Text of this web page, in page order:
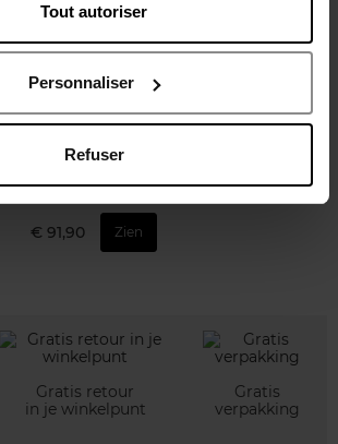
Tout autoriser
Personnaliser
Refuser
CHLOE
Chloé
€ 91,90 Zien
Gratis retour
in je winkelpunt
Gratis
verpakking